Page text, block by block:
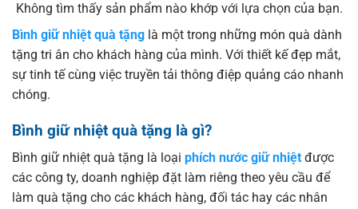
Không tìm thấy sản phẩm nào khớp với lựa chọn của bạn.
Bình giữ nhiệt quà tặng là một trong những món quà dành
tặng tri ân cho khách hàng của mình. Với thiết kế đẹp mắt,
sự tinh tế cùng việc truyền tải thông điệp quảng cáo nhanh
chóng.
Bình giữ nhiệt quà tặng là gì?
Bình giữ nhiệt quà tặng là loại phích nước giữ nhiệt được
các công ty, doanh nghiệp đặt làm riêng theo yêu cầu để
làm quà tặng cho các khách hàng, đối tác hay các nhân